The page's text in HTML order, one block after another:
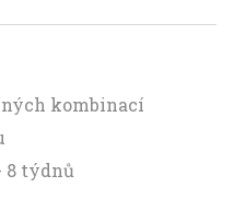
kombinací
8 týdnů